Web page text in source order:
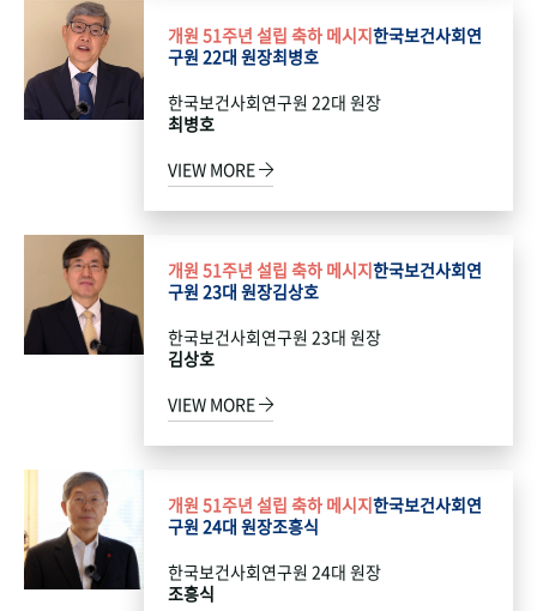
개원 51주년 설립 축하 메시지한국보건사회연
구원 22대 원장최병호
한국보건사회연구원 22대 원장
최병호
VIEW MORE
개원 51주년 설립 축하 메시지한국보건사회연
구원 23대 원장김상호
한국보건사회연구원 23대 원장
김상호
VIEW MORE
개원 51주년 설립 축하 메시지한국보건사회연
구원 24대 원장조흥식
한국보건사회연구원 24대 원장
조흥식